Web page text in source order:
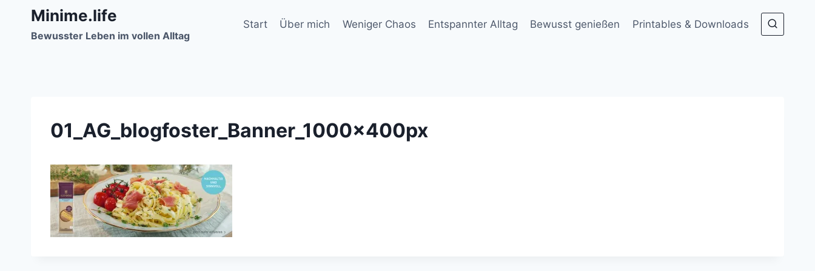
springen
Minime.life
Bewusster Leben im vollen Alltag
Start Über mich Weniger Chaos Entspannter Alltag Bewusst genießen Printables & Downloads
01_AG_blogfoster_Banner_1000x400px